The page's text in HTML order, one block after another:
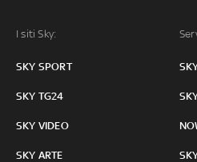
I siti Sky:
SKY SPORT
SKY TG24
SKY VIDEO
SKY ARTE